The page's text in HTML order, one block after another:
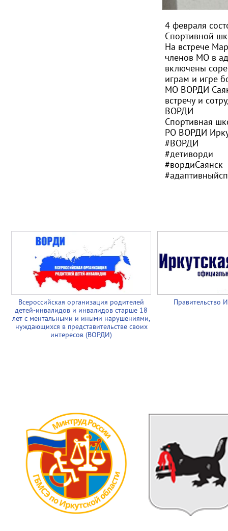
4 февраля
Спортивной
На встрече
членов МО в
включены
играм и игре
МО ВОРДИ
встречу и
ВОРДИ
Спортивная
РО ВОРДИ
#ВОРДИ
#детиворди
#вордиСаянск
Всероссийская организация родителей
детей-инвалидов и инвалидов старше 18
лет с ментальными и иными нарушениями,
нуждающихся в представительстве своих
интересов (ВОРДИ)
Правительство